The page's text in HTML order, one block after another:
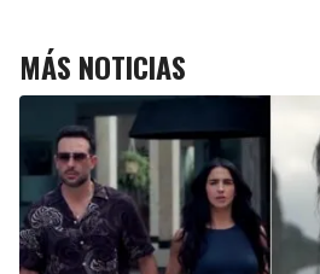
MÁS NOTICIAS